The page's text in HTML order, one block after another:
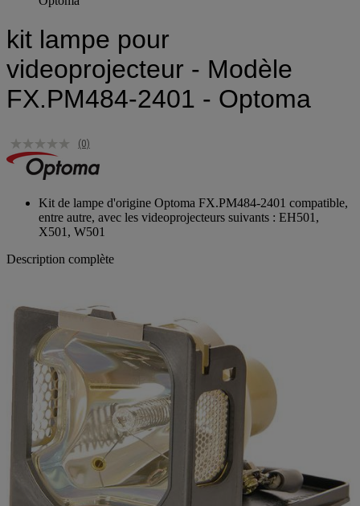
kit lampe pour
videoprojecteur - Modèle
FX.PM484-2401 - Optoma
(0)
Kit de lampe d'origine Optoma FX.PM484-2401 compatible,
entre autre, avec les videoprojecteurs suivants : EH501,
X501, W501
Description complète